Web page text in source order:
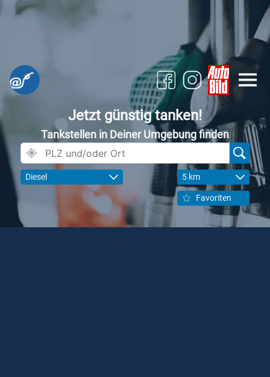
Jetzt günstig tanken!
Tankstellen in Deiner Umgebung finden
Diesel 5 km
Favoriten